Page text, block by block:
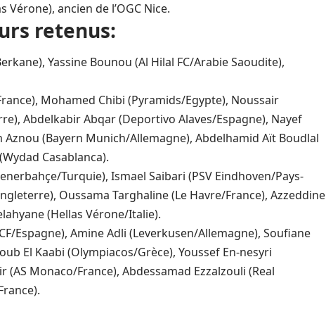
ancien de l’OGC Nice.
retenus:
Yassine Bounou (Al Hilal FC/Arabie Saoudite),
Mohamed Chibi (Pyramids/Egypte), Noussair
Abdelkabir Abqar (Deportivo Alaves/Espagne), Nayef
Aznou (Bayern Munich/Allemagne), Abdelhamid Aït Boudlal
Casablanca).
Turquie), Ismael Saibari (PSV Eindhoven/Pays-
Oussama Targhaline (Le Havre/France), Azzeddine
(Hellas Vérone/Italie).
Espagne), Amine Adli (Leverkusen/Allemagne), Soufiane
El Kaabi (Olympiacos/Grèce), Youssef En-nesyri
(AS Monaco/France), Abdessamad Ezzalzouli (Real